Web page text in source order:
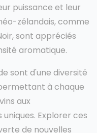
puissance et leur
zélandais, comme
sont appréciés
aromatique.
sont d'une diversité
à chaque
aux
Explorer ces
de nouvelles